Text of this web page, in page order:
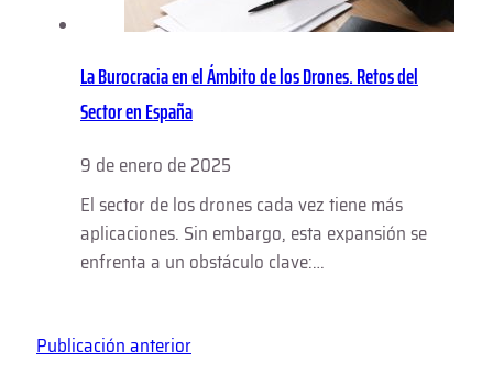
La Burocracia en el Ámbito de los Drones. Retos del
Sector en España
9 de enero de 2025
El sector de los drones cada vez tiene más
aplicaciones. Sin embargo, esta expansión se
enfrenta a un obstáculo clave:…
Publicación anterior